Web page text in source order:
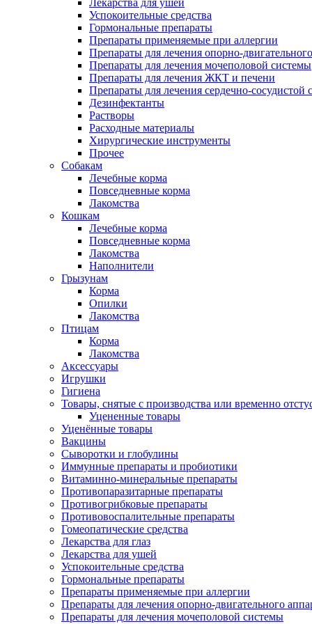
Лекарства для ушей
Успокоительные средства
Гормональные препараты
Препараты применяемые при аллергии
Препараты для лечения опорно-
Препараты для лечения мочеполовой системы
Препараты для лечения ЖКТ и печени
Препараты для лечения сердечно-сосудистой
Дезинфектанты
Растворы
Расходные материалы
Хирургические инструменты
Прочее
Собакам
Лечебные корма
Повседневные корма
Лакомства
Кошкам
Лечебные корма
Повседневные корма
Лакомства
Наполнители
Грызунам
Корма
Опилки
Лакомства
Птицам
Корма
Лакомства
Аксессуары
Игрушки
Гигиена
Товары, снятые с производства или временно
Уцененные товары
Уценённые товары
Вакцины
Сыворотки и глобулины
Иммунные препараты и пробиотики
Витаминно-минеральные препараты
Противопаразитарные препараты
Противогрибковые препараты
Противовоспалительные препараты
Гомеопатические средства
Лекарства для глаз
Лекарства для ушей
Успокоительные средства
Гормональные препараты
Препараты применяемые при аллергии
Препараты для лечения опорно-двигательного
Препараты для лечения мочеполовой системы